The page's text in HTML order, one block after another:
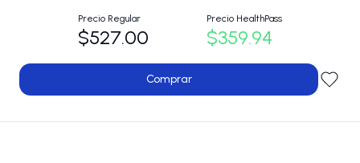
Precio Regular
$527.00
Precio HealthPass
$359.94
Comprar